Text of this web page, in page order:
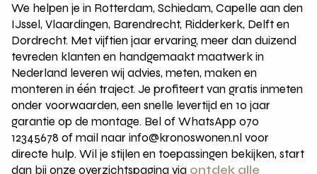
We helpen je in Rotterdam, Schiedam, Capelle aan den
IJssel, Vlaardingen, Barendrecht, Ridderkerk, Delft en
Dordrecht. Met vijftien jaar ervaring, meer dan duizend
tevreden klanten en handgemaakt maatwerk in
Nederland leveren wij advies, meten, maken en
monteren in één traject. Je profiteert van gratis inmeten
onder voorwaarden, een snelle levertijd en 10 jaar
garantie op de montage. Bel of WhatsApp 070
12345678 of mail naar info@kronoswonen.nl voor
directe hulp. Wil je stijlen en toepassingen bekijken, start
dan bij onze overzichtspagina via ontdek alle